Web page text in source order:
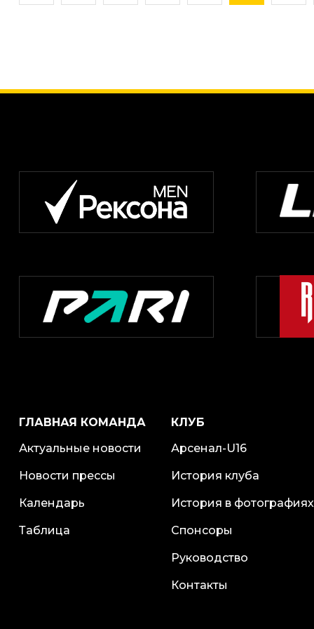
ГЛАВНАЯ КОМАНДА
Актуальные новости
Новости прессы
Календарь
Таблица
КЛУБ
Арсенал-U16
История клуба
История в фотографиях
Спонсоры
Руководство
Контакты